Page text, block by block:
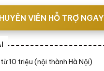
VIÊN HỖ TRỢ NGAY
10 triệu (nội thành Hà Nội)